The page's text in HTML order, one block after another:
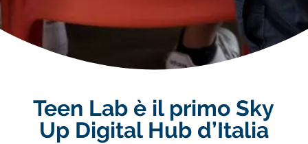
Teen Lab è il primo Sky
Up Digital Hub d’Italia